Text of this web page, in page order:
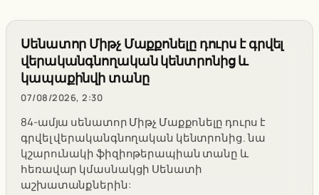
Սենատոր Միթչ Մաքքոնելը դուրս է գրվել
վերականգնողական կենտրոնից և
կապաքինվի տանը
07/08/2026, 2:30
84-ամյա սենատոր Միթչ Մաքքոնելը դուրս է
գրվել վերականգնողական կենտրոնից. նա
կշարունակի ֆիզիոթերապիան տանը և
հեռավար կմասնակցի Սենատի
աշխատանքներին: